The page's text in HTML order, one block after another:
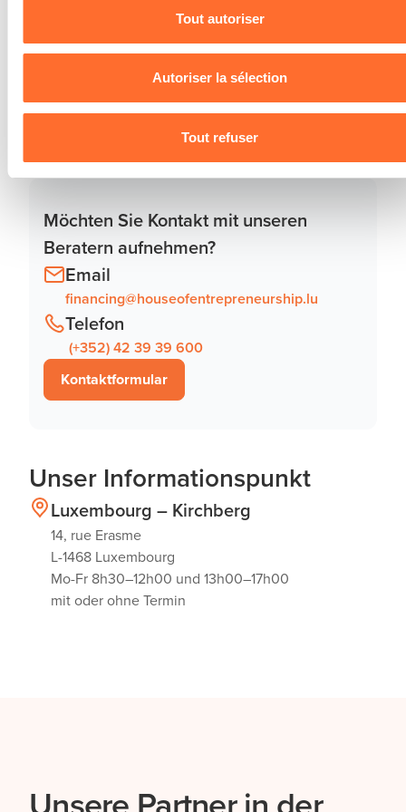
des cookieset notrePolitique de protection des données
Tout autoriser
Autoriser la sélection
Tout refuser
Möchten Sie Kontakt mit unseren
Beratern aufnehmen?
Email
financing@houseofentrepreneurship.lu
Telefon
(+352) 42 39 39 600
Kontaktformular
Unser Informationspunkt
Luxembourg – Kirchberg
14, rue Erasme
L-1468 Luxembourg
Mo-Fr 8h30–12h00 und 13h00–17h00
mit oder ohne Termin